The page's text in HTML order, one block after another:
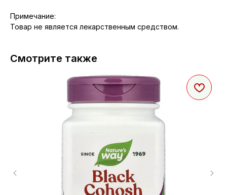
Примечание:
Товар не является лекарственным средством.
Смотрите также